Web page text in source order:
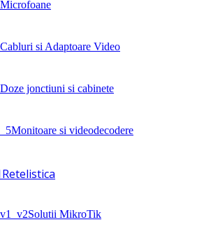
Microfoane
Cabluri si Adaptoare Video
Doze jonctiuni si cabinete
Monitoare si videodecodere
Retelistica
Solutii MikroTik